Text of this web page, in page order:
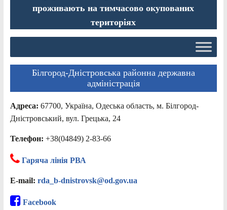
проживають на тимчасово окупованих
територіях
Білгород-Дністровська районна державна
адміністрація
Адреса: 67700, Україна, Одеська область, м. Білгород-
Дністровський, вул. Грецька, 24
Телефон: +38(04849) 2-83-66
Гаряча лінія РВА
E-mail: rda_b-dnistrovsk@od.gov.ua
Facebook